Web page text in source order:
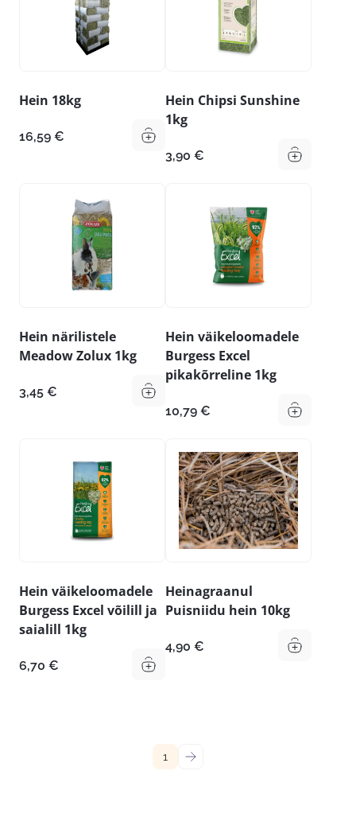
Hein 18kg
16,59 €
Hein Chipsi Sunshine
1kg
3,90 €
Hein närilistele
Meadow Zolux 1kg
3,45 €
Hein väikeloomadele
Burgess Excel
pikakõrreline 1kg
10,79 €
Hein väikeloomadele
Burgess Excel võilill ja
saialill 1kg
6,70 €
Heinagraanul
Puisniidu hein 10kg
4,90 €
1 →